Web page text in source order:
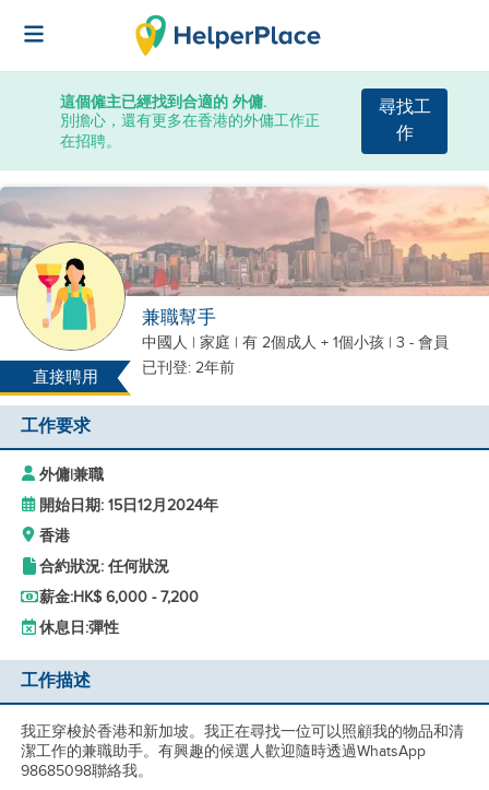
這個僱主已經找到合適的 外傭.
別擔心，還有更多在香港的外傭工作正
在招聘。
尋找工
作
直接聘用
兼職幫手
中國人 | 家庭 | 有 2個成人 + 1個小孩 | 3 - 會員
已刊登: 2年前
工作要求
外傭|兼職
開始日期: 15日12月2024年
香港
合約狀況: 任何狀況
薪金:HK$ 6,000 - 7,200
休息日:彈性
工作描述
我正穿梭於香港和新加坡。我正在尋找一位可以照顧我的物品和清
潔工作的兼職助手。有興趣的候選人歡迎隨時透過WhatsApp
98685098聯絡我。